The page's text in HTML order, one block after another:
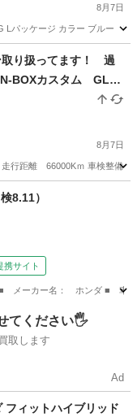
8月7日
パッケージ カラー ブルー
取り扱ってます！ 過
BOXカスタム GLタ
い合わせ大歓迎です
8月7日
距離 66000Kｍ 車検整備付
8.11）
携サイト
メーカー名： ホンダ ■
てください🖐️
取します
Ad
フィットハイブリッド